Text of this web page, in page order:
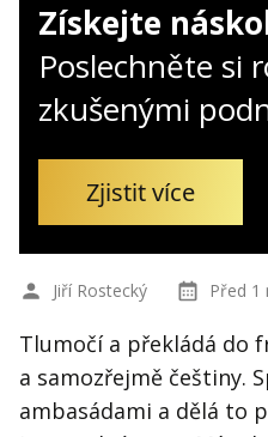
Získejte
Poslechněte si
zkušenými
Zjistit více
Jiří Rostecký Před 1
Tlumočí a překládá do
a samozřejmě češtiny.
ambasádami a dělá to